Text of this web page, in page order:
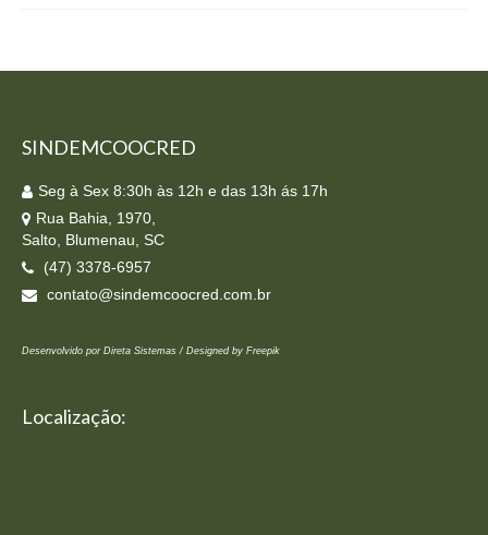
SINDEMCOOCRED
Seg à Sex 8:30h às 12h e das 13h ás 17h
Rua Bahia, 1970,
Salto, Blumenau, SC
(47) 3378-6957
contato@sindemcoocred.com.br
Desenvolvido por Direta Sistemas / Designed by Freepik
Localização: